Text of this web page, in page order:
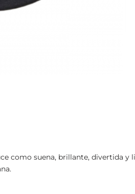
como suena, brillante, divertida